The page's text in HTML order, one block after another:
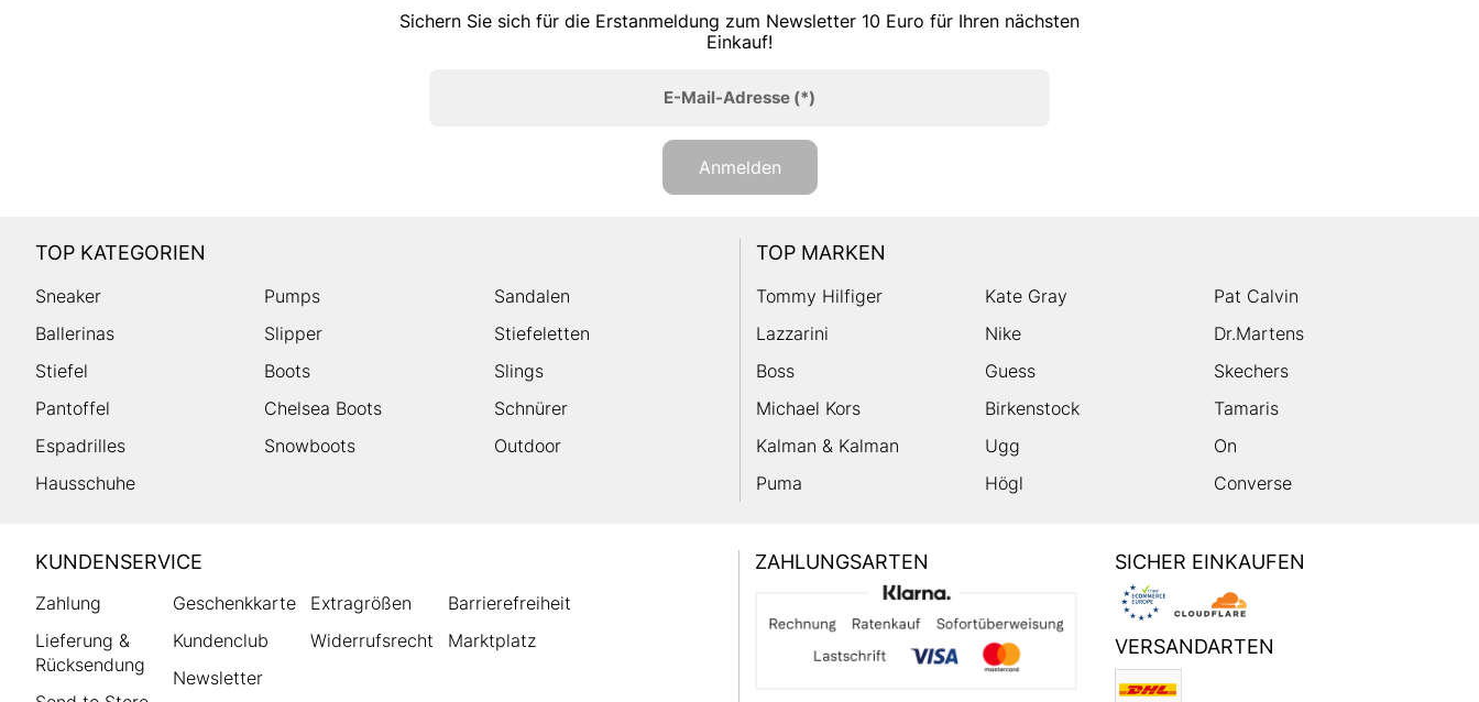
Sichern Sie sich für die Erstanmeldung zum Newsletter 10 Euro für Ihren nächsten
Einkauf!
E-Mail-Adresse(*)
Anmelden
TOP KATEGORIEN
Sneaker Pumps
Sandalen
Ballerinas
Slipper
Stiefeletten
Stiefel
Boots
Slings
Pantoffel
Chelsea Boots
Schnürer
Espadrilles
Snowboots
Outdoor
Hausschuhe
TOP MARKEN
Tommy Hilfiger Kate Gray
Pat Calvin
Lazzarini
Nike
Dr.Martens
Boss
Guess
Skechers
Michael Kors
Birkenstock
Tamaris
Kalman & Kalman
Ugg
On
Puma
Högl Converse
HUMANIC
Footer
KUNDENSERVICE
Zahlung
Lieferung &
Rücksendung
Geschenkkarte
Kundenclub
Newsletter
Extragrößen
Widerrufsrecht
Barrierefreiheit
Marktplatz
ZAHLUNGSARTEN SICHER EINKAUFEN
VERSANDARTEN